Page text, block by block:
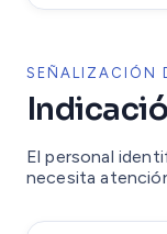
SEÑALIZACIÓN
El personal
necesita